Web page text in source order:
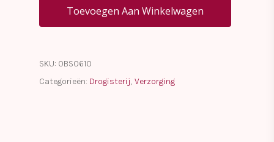
Toevoegen Aan Winkelwagen
SKU: OBS0610
Categorieën: Drogisterij, Verzorging